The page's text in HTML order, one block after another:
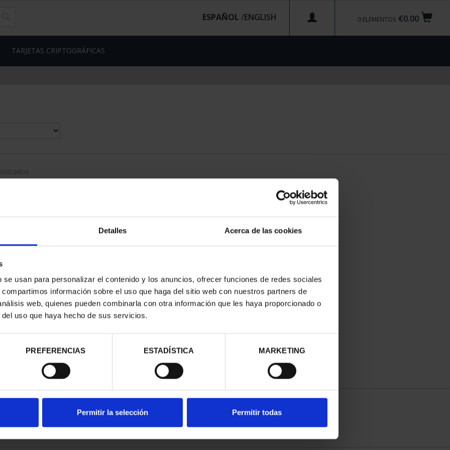
Detalles Acerca de las cookies
usan para personalizar el contenido y los anuncios, ofrecer funciones de redes sociales
información sobre el uso que haga del sitio web con nuestros partners de
web, quienes pueden combinarla con otra información que les haya proporcionado o
uso que haya hecho de sus servicios.
PREFERENCIAS ESTADÍSTICA MARKETING
Permitir la selección Permitir todas
€0.00
0 ELEMENTOS
ESPAÑOL /
TARJETAS CRIPTOGRÁFICAS
II -